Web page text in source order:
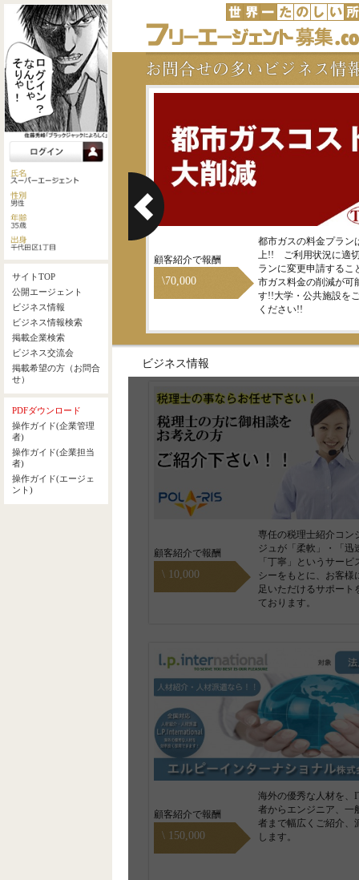
地震保険に入っている家主様
都市ガスの料金プラン
上!! ご利用状況に適
ランに変更申請するこ
市ガス料金の削減が可
す!!大学・公共施設を
ください!!
\70,000
顧客紹介で報酬
ビジネス情報
専任の税理士紹介コン
ジュが「柔軟」・「迅
「丁寧」というサービ
シーをもとに、お客様
足いただけるサポート
ております。
\ 10,000
顧客紹介で報酬
海外の優秀な人材を、
者からエンジニア、一
者まで幅広くご紹介、
します。
\ 150,000
顧客紹介で報酬